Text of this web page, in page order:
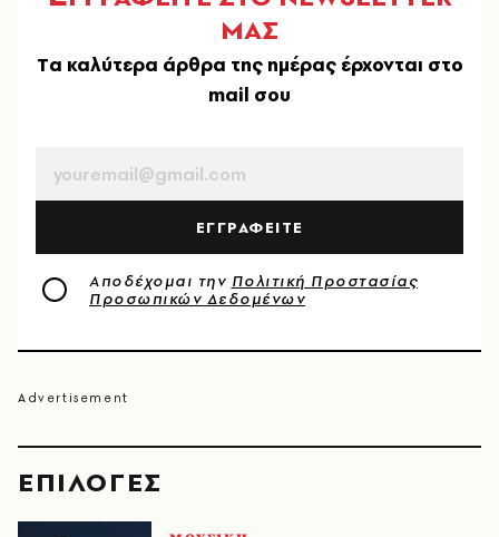
EΠΙΛΟΓΈΣ
ΜΑΣ
Tα καλύτερα άρθρα της ημέρας έρχονται στο
mail σου
ΕΓΓΡΑΦΕΙΤΕ
Αποδέχομαι την Πολιτική Προστασίας
Προσωπικών Δεδομένων